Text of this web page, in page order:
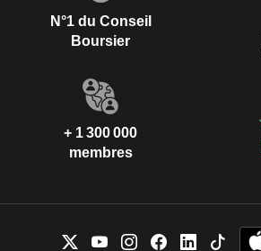
N°1 du Conseil
Boursier
+ 1 300 000
membres